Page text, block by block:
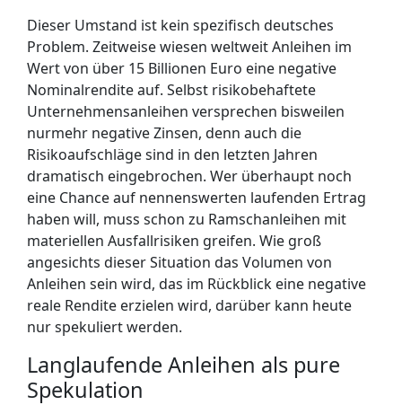
Dieser Umstand ist kein spezifisch deutsches
Problem. Zeitweise wiesen weltweit Anleihen im
Wert von über 15 Billionen Euro eine negative
Nominalrendite auf. Selbst risikobehaftete
Unternehmensanleihen versprechen bisweilen
nurmehr negative Zinsen, denn auch die
Risikoaufschläge sind in den letzten Jahren
dramatisch eingebrochen. Wer überhaupt noch
eine Chance auf nennenswerten laufenden Ertrag
haben will, muss schon zu Ramschanleihen mit
materiellen Ausfallrisiken greifen. Wie groß
angesichts dieser Situation das Volumen von
Anleihen sein wird, das im Rückblick eine negative
reale Rendite erzielen wird, darüber kann heute
nur spekuliert werden.
Langlaufende Anleihen als pure
Spekulation